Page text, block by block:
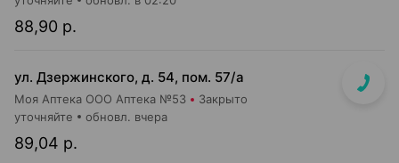
88,90 р.
ул. Дзержинского, д. 54, пом. 57/а
Моя Аптека ООО Аптека №53 Закрыто
89,04 р.
уточняйте обновл. вчера